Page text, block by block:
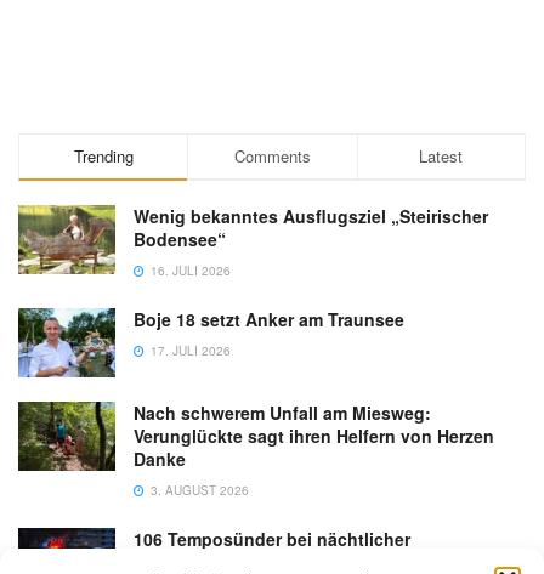
Trending Comments Latest
Wenig bekanntes Ausflugsziel „Steirischer
Bodensee“
16. JULI 2026
Boje 18 setzt Anker am Traunsee
17. JULI 2026
Nach schwerem Unfall am Miesweg:
Verunglückte sagt ihren Helfern von Herzen
Danke
3. AUGUST 2026
106 Temposünder bei nächtlicher